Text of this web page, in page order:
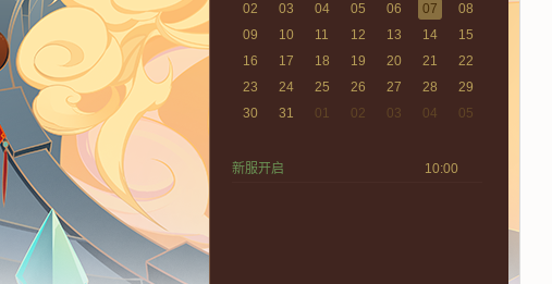
02
03 04 05 06 07
08
09
10 11 12 13 14
15
16
17 18 19 20 21
22
23
24 25 26 27 28
29
30
31 01 02 03 04 05
新服开启 10:00